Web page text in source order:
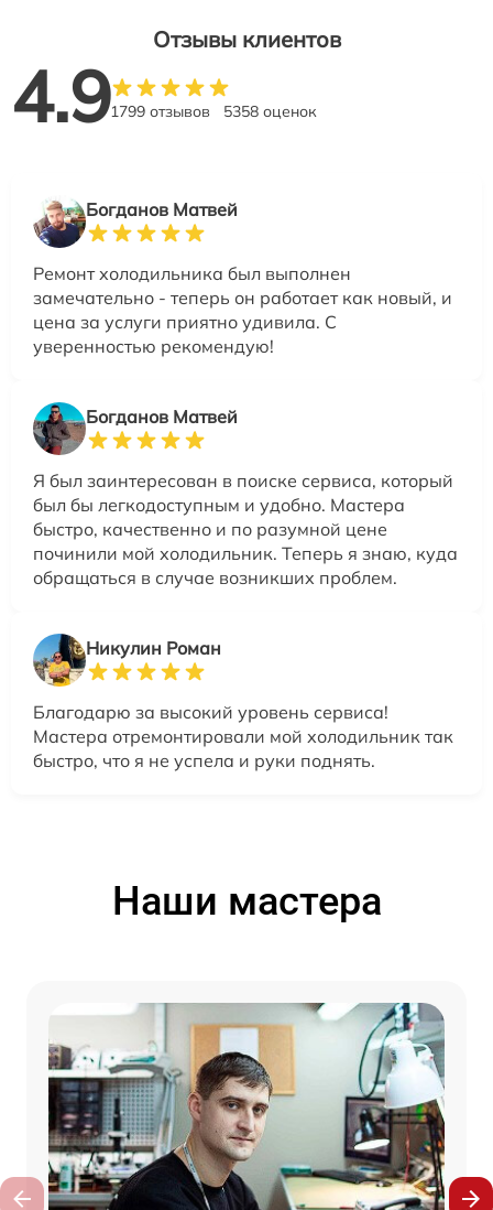
Отзывы клиентов
4.91799 отзывов 5358 оценок
Богданов Матвей
Ремонт холодильника был выполнен
замечательно - теперь он работает как новый, и
цена за услуги приятно удивила. С
уверенностью рекомендую!
Богданов Матвей
Я был заинтересован в поиске сервиса, который
был бы легкодоступным и удобно. Мастера
быстро, качественно и по разумной цене
починили мой холодильник. Теперь я знаю, куда
обращаться в случае возникших проблем.
Никулин Роман
Благодарю за высокий уровень сервиса!
Мастера отремонтировали мой холодильник так
быстро, что я не успела и руки поднять.
Наши мастера